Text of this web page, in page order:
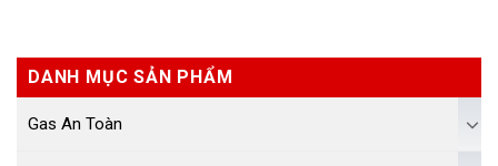
DANH MỤC SẢN PHẨM
Gas An Toàn